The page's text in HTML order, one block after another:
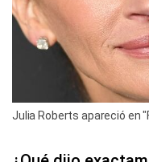
Julia Roberts apareció en